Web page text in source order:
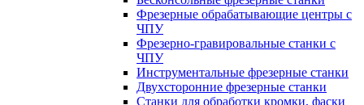
Фрезерные обрабатывающие центры с
ЧПУ
Фрезерно-гравировальные станки с
ЧПУ
Инструментальные фрезерные станки
Двухсторонние фрезерные станки
Станки для обработки кромки, фаски